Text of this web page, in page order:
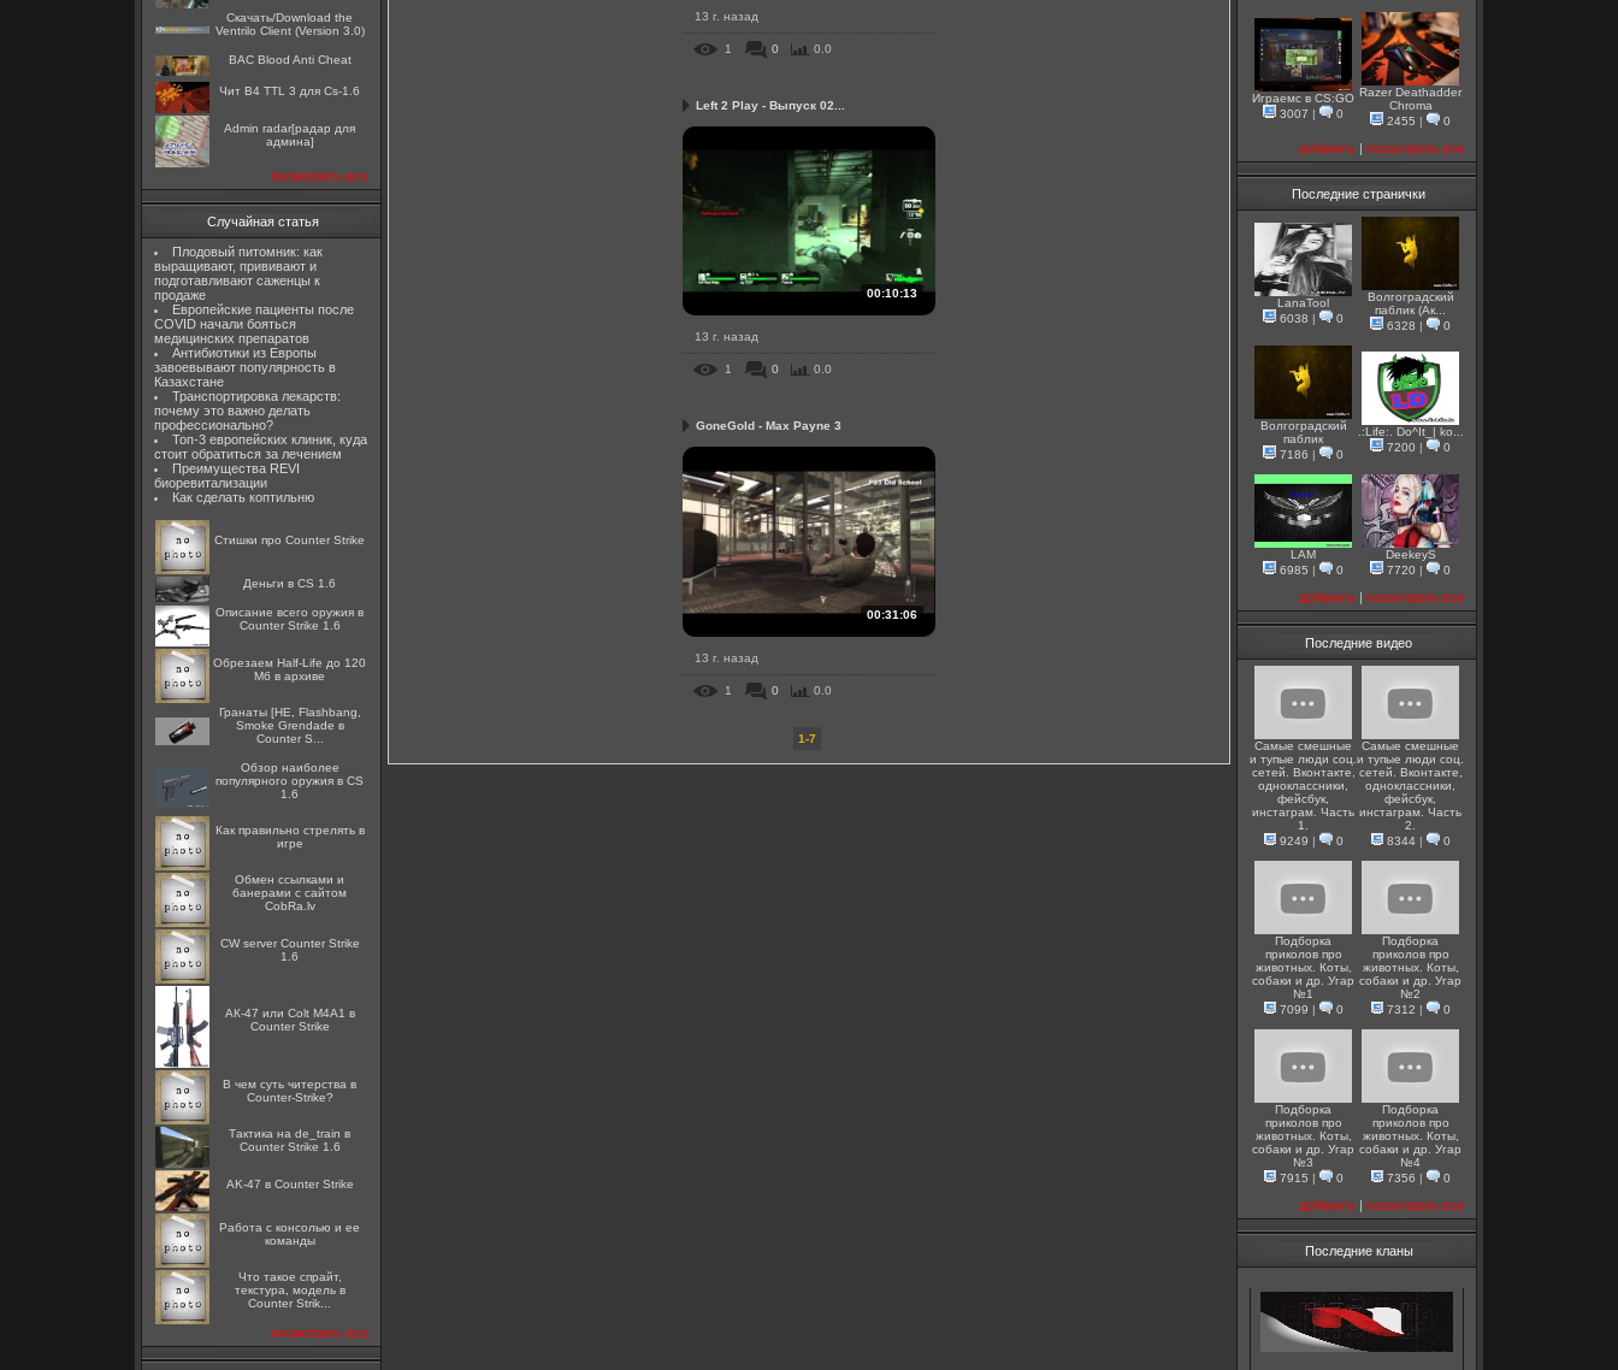
Скачать/Download the
Ventrilo Client (Version 3.0)
BAC Blood Anti Cheat
Чит B4 TTL 3 для Cs-1.6
Admin radar[радар для
админа]
посмотреть все
Случайная статья
Плодовый питомник: как
выращивают, прививают и
подготавливают саженцы к
продаже
Европейские пациенты после
COVID начали бояться
медицинских препаратов
Антибиотики из Европы
завоевывают популярность в
Казахстане
Транспортировка лекарств:
почему это важно делать
профессионально?
Топ-3 европейских клиник, куда
стоит обратиться за лечением
Преимущества REVI
биоревитализации
Как сделать коптильню
Стишки про Counter Strike
Деньги в CS 1.6
Описание всего оружия в
Counter Strike 1.6
Обрезаем Half-Life до 120
Мб в архиве
Гранаты [HE, Flashbang,
Smoke Grendade в
Counter S...
Обзор наиболее
популярного оружия в CS
1.6
Как правильно стрелять в
игре
Oбмен ссылками и
банерами с сайтом
CobRa.lv
CW server Counter Strike
1.6
АК-47 или Colt M4A1 в
Counter Strike
В чем суть читерства в
Counter-Strike?
Тактика на de_train в
Counter Strike 1.6
AK-47 в Counter Strike
Работа с консолью и ее
команды
Что такое спрайт,
текстура, модель в
Counter Strik...
посмотреть все
13 г. назад
1 0 0.0
Left 2 Play - Выпуск 02...
00:10:13
13 г. назад
1 0 0.0
GoneGold - Max Payne 3
00:31:06
13 г. назад
1 0 0.0
1-7
Играемс в CS:GO
3007 | 0
Razer Deathadder
Chroma
2455 | 0
добавить | посмотреть все
Последние странички
LanaTool
6038 | 0
Волгоградский
паблик (Ак...
6328 | 0
Волгоградский
паблик
7186 | 0
.:Life:. Do^It_| ko...
7200 | 0
LAM
6985 | 0
DeekeyS
7720 | 0
добавить | посмотреть все
Последние видео
Самые смешные
и тупые люди соц.
сетей. Вконтакте,
одноклассники,
фейсбук,
инстаграм. Часть
1.
9249 | 0
Самые смешные
и тупые люди соц.
сетей. Вконтакте,
одноклассники,
фейсбук,
инстаграм. Часть
2.
8344| 0
Подборка
приколов про
животных. Коты,
собаки и др. Угар
№1
7099 | 0
Подборка
приколов про
животных. Коты,
собаки и др. Угар
№2
7312 | 0
Подборка
приколов про
животных. Коты,
собаки и др. Угар
№3
7915 | 0
Подборка
приколов про
животных. Коты,
собаки и др. Угар
№4
7356 | 0
добавить | посмотреть все
Последние кланы